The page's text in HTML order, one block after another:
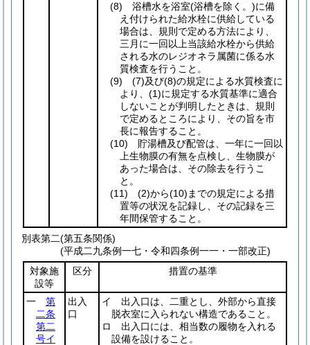
(8) 浴槽水を浴室(浴槽を除く。)に備
え付けられた給水栓に供給している
場合は、規則で定める方法により、
三月に一回以上当該給水栓から供給
される水のレジオネラ属菌に係る水
質検査を行うこと。
(9)
(7)及び(8)の規定による水質検査に
より、 (1)に規定する水質基準に適合
しないことが判明したときは、規則
で定めるところにより、その旨を市
長に報告すること。
(10) 貯湯槽及び配管は、一年に一回以
上生物膜の有無を点検し、生物膜が
あった場合は、その除去を行うこ
と。
(11)
(2)から(10) までの規定による措
置等の状況を記録し、その記録を三
年間保管すること。
別表第二(第五条関係)
(平成二九条例一七・令和四条例一一・一部改正)
対象施
設等
区分 措置の基準
一 第
二条
第二
号イ
出入
口
イ 出入口は、二重とし、外部から直接
脱衣室に入られない構造であること。
ロ 出入口には、相当数の履物を入れる
設備を設けること。